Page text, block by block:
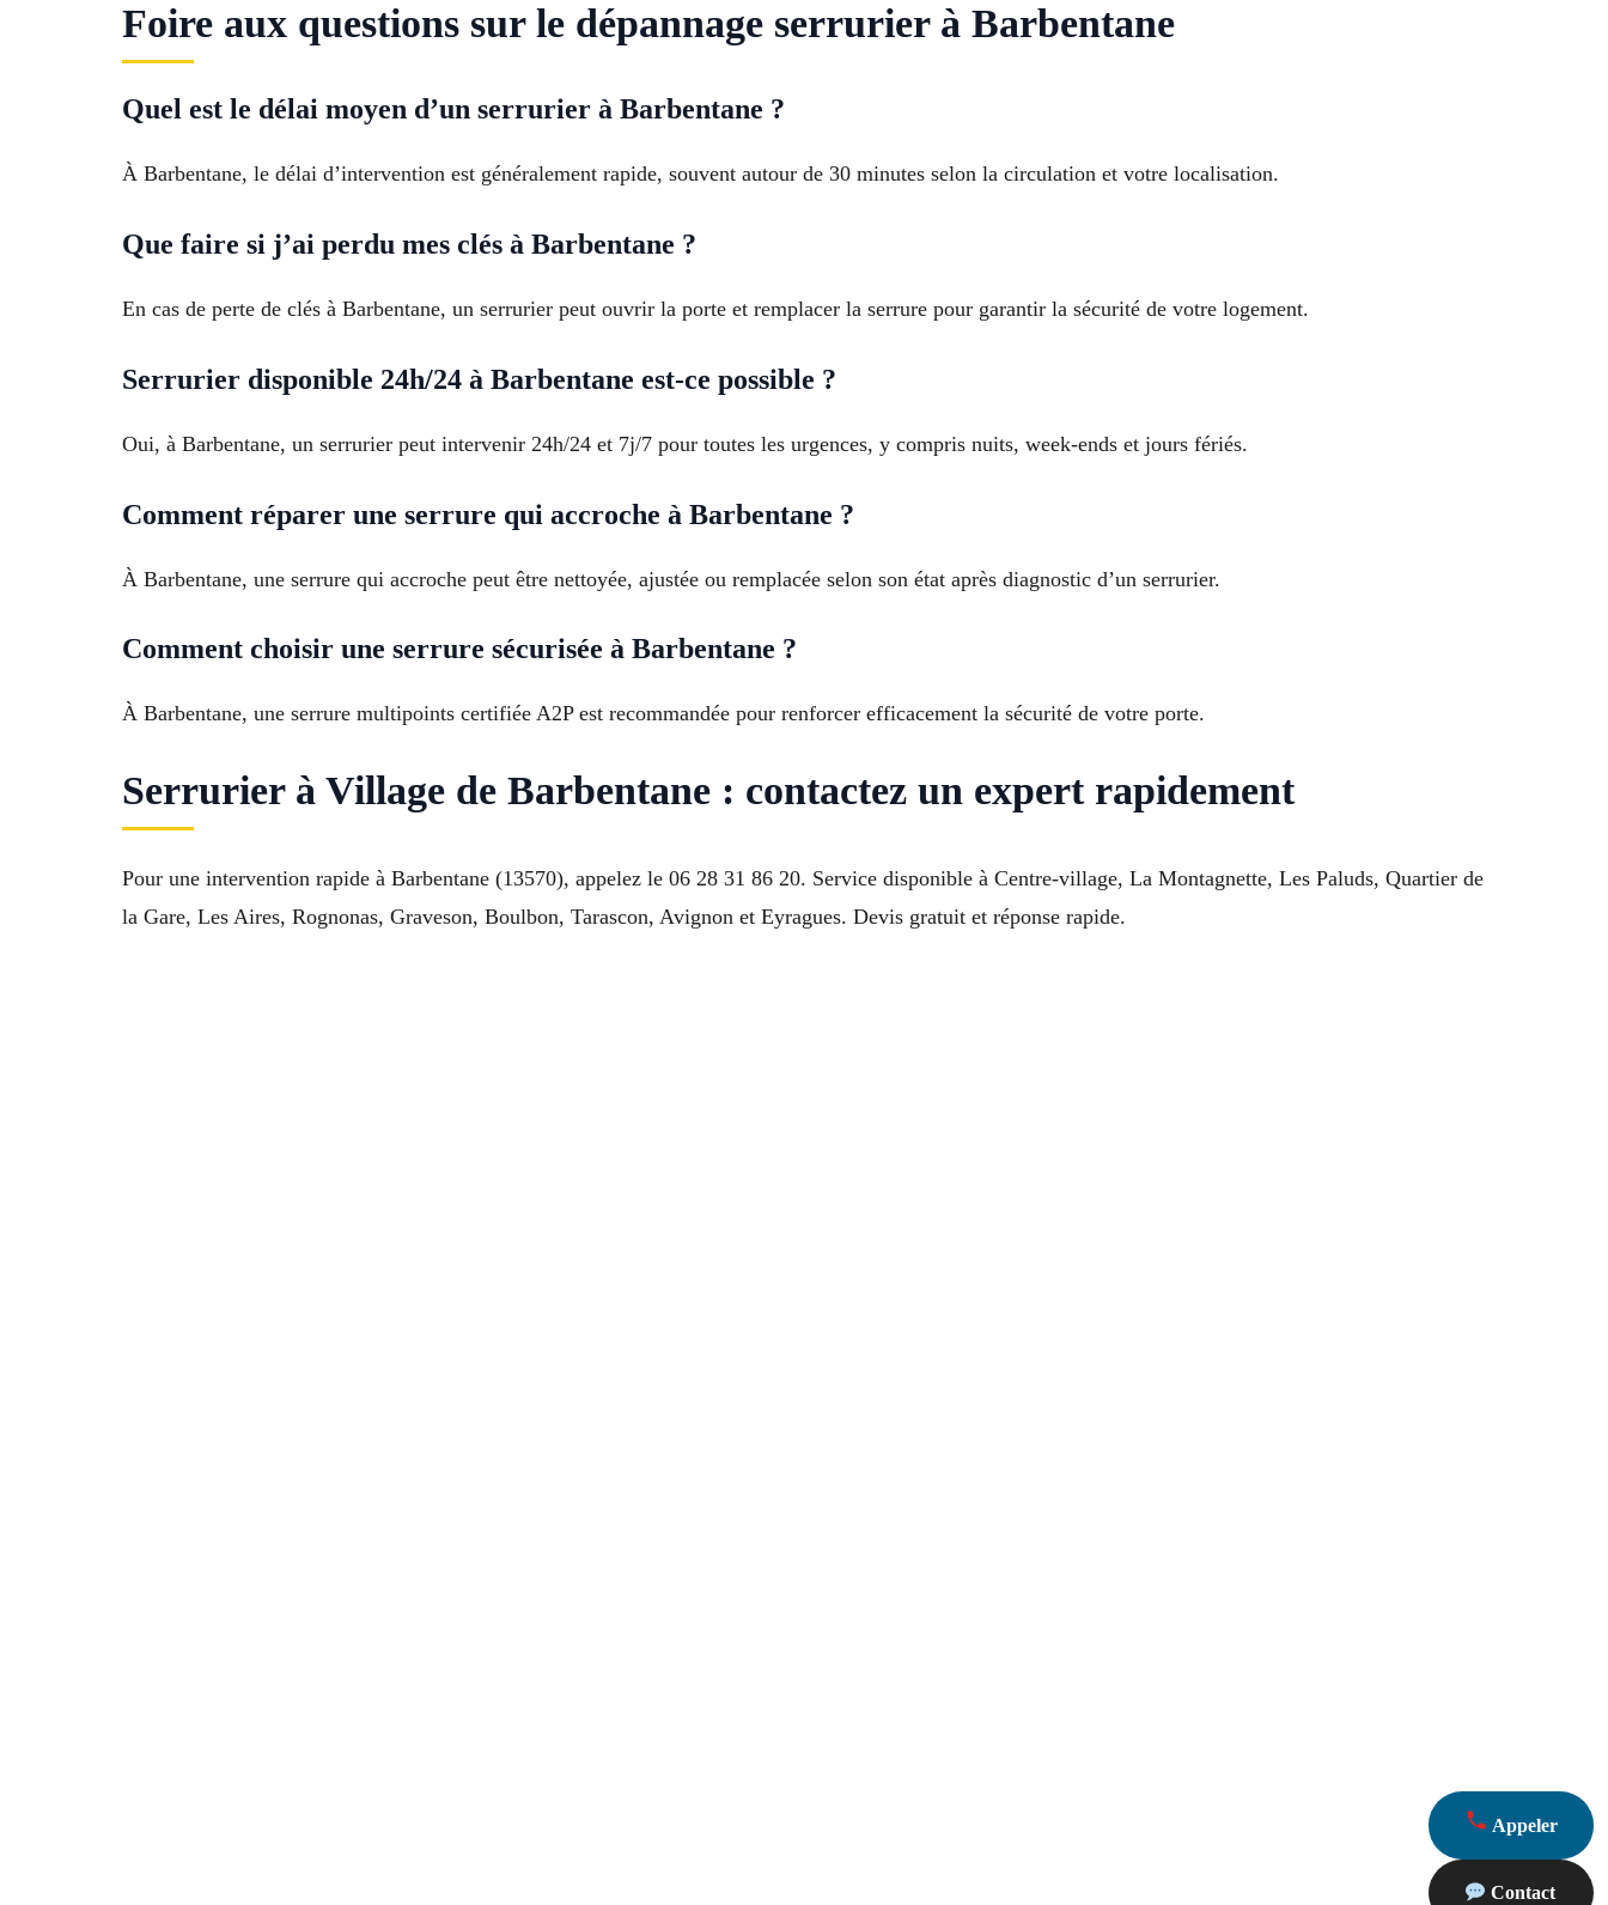
Foire aux questions sur le dépannage serrurier à Barbentane
Quel est le délai moyen d’un serrurier à Barbentane ?
À Barbentane, le délai d’intervention est généralement rapide, souvent autour de 30 minutes selon la circulation et votre localisation.
Que faire si j’ai perdu mes clés à Barbentane ?
En cas de perte de clés à Barbentane, un serrurier peut ouvrir la porte et remplacer la serrure pour garantir la sécurité de votre logement.
Serrurier disponible 24h/24 à Barbentane est-ce possible ?
Oui, à Barbentane, un serrurier peut intervenir 24h/24 et 7j/7 pour toutes les urgences, y compris nuits, week-ends et jours fériés.
Comment réparer une serrure qui accroche à Barbentane ?
À Barbentane, une serrure qui accroche peut être nettoyée, ajustée ou remplacée selon son état après diagnostic d’un serrurier.
Comment choisir une serrure sécurisée à Barbentane ?
À Barbentane, une serrure multipoints certifiée A2P est recommandée pour renforcer efficacement la sécurité de votre porte.
Serrurier à Village de Barbentane : contactez un expert rapidement
Pour une intervention rapide à Barbentane (13570), appelez le 06 28 31 86 20. Service disponible à Centre-village, La Montagnette, Les Paluds, Quartier de
la Gare, Les Aires, Rognonas, Graveson, Boulbon, Tarascon, Avignon et Eyragues. Devis gratuit et réponse rapide.
Appeler
Contact